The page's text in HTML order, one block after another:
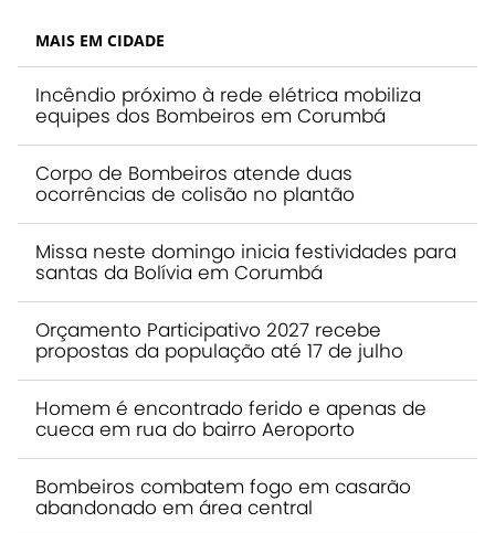
MAIS EM CIDADE
Incêndio próximo à rede elétrica mobiliza
equipes dos Bombeiros em Corumbá
Corpo de Bombeiros atende duas
ocorrências de colisão no plantão
Missa neste domingo inicia festividades para
santas da Bolívia em Corumbá
Orçamento Participativo 2027 recebe
propostas da população até 17 de julho
Homem é encontrado ferido e apenas de
cueca em rua do bairro Aeroporto
Bombeiros combatem fogo em casarão
abandonado em área central